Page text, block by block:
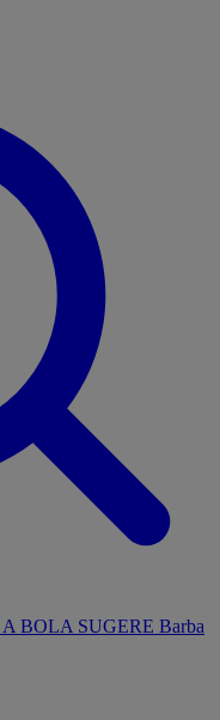
A BOLA SUGERE Barba